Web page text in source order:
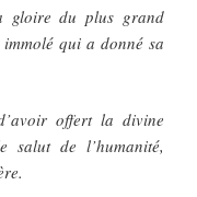
gloire du plus grand
qui a donné sa
offert la divine
salut de l’humanité,